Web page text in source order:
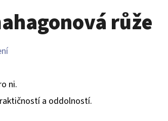
růže
ni.
a oddolností.